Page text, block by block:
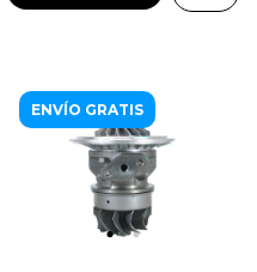
ENVÍO GRATIS